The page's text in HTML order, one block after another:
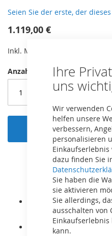
Ihre
uns
Wir verwenden
helfen unsere
verbessern,
personalisieren
dazu finden Sie
Sie haben die
sie aktivieren
Sie allerdings,
ausschalten von
kann.
Seien Sie der erste, der
1.119,00 €
Inkl. MwSt,
Anzahl
In den
Mit AirFlow
durchlässt und höhere
Mit TwinSpring-Gold